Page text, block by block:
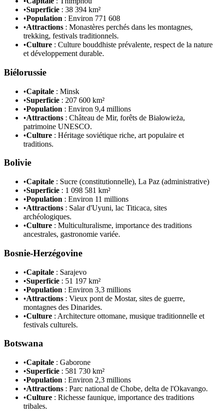
•Superficie : 38 394 km²
•Population : Environ 771 608
•Attractions : Monastères perchés dans les montagnes,
trekking, festivals traditionnels.
•Culture : Culture bouddhiste prévalente, respect de la nature
et développement durable.
Biélorussie
•Capitale : Minsk
•Superficie : 207 600 km²
•Population : Environ 9,4 millions
•Attractions : Château de Mir, forêts de Białowieża,
patrimoine UNESCO.
•Culture : Héritage soviétique riche, art populaire et
traditions.
Bolivie
•Capitale : Sucre (constitutionnelle), La Paz (administrative)
•Superficie : 1 098 581 km²
•Population : Environ 11 millions
•Attractions : Salar d'Uyuni, lac Titicaca, sites
archéologiques.
•Culture : Multiculturalisme, importance des traditions
ancestrales, gastronomie variée.
Bosnie-Herzégovine
•Capitale : Sarajevo
•Superficie : 51 197 km²
•Population : Environ 3,3 millions
•Attractions : Vieux pont de Mostar, sites de guerre,
montagnes des Dinarides.
•Culture : Architecture ottomane, musique traditionnelle et
festivals culturels.
Botswana
•Capitale : Gaborone
•Superficie : 581 730 km²
•Population : Environ 2,3 millions
•Attractions : Parc national de Chobe, delta de l'Okavango.
•Culture : Richesse faunique, importance des traditions
tribales.